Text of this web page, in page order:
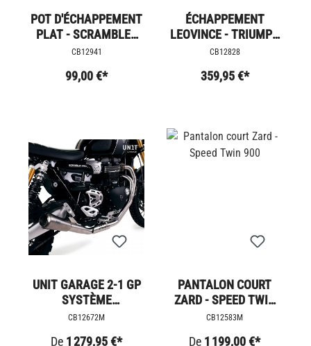
POT D'ÉCHAPPEMENT
PLAT - SCRAMBLER
1200
CB12941
99,00 €*
ÉCHAPPEMENT
LEOVINCE - TRIUMPH
400
CB12828
359,95 €*
UNIT GARAGE 2-1 GP
SYSTÈME
D'ÉCHAPPEMENT -
CB12672M
De 1 279,95 €*
PANTALON COURT
ZARD - SPEED TWIN
900
CB12583M
De 1 199,00 €*